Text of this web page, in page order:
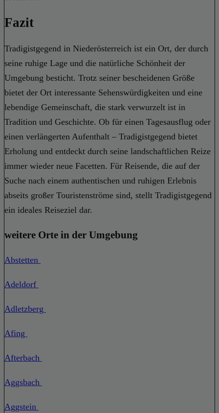
Fazit
Tradigistgegend in Niederösterreich ist ein Ort, der durch
seine ruhige Lage und die natürliche Schönheit der
Umgebung besticht. Trotz seiner bescheidenen Größe
bietet der Ort interessante Sehenswürdigkeiten und eine
lebendige Gemeinschaft, die stark verwurzelt ist in
Tradition und Geschichte. Ob für einen Tagesausflug oder
einen verlängerten Aufenthalt – Tradigistgegend bietet
Erholung und entdeckt durch seine landschaftlichen Reize
immer wieder neue Facetten. Für Reisende, die auf der
Suche nach einem authentischen und ruhigen Erlebnis
abseits großer Touristenströme sind, stellt Tradigistgegend
ein ideales Reiseziel dar.
weitere Orte in der Umgebung
Abstetten
Adeldorf
Adletzberg
Afing
Afterbach
Aggsbach
Aggstein